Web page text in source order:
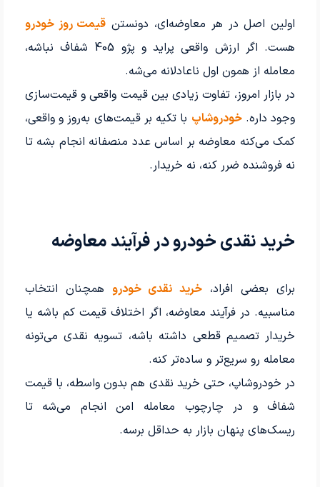
اولین اصل در هر معاوضه‌ای، دونستن قیمت روز خودرو
هست. اگر ارزش واقعی پراید و پژو 405 شفاف نباشه،
معامله از همون اول ناعادلانه می‌شه.
در بازار امروز، تفاوت زیادی بین قیمت واقعی و قیمت‌سازی
وجود داره.خودروشاپ با تکیه بر قیمت‌های به‌روز و واقعی،
کمک می‌کنه معاوضه بر اساس عدد منصفانه انجام بشه تا
نه فروشنده ضرر کنه، نه خریدار.
خرید نقدی خودرو در فرآیند معاوضه
برای بعضی افراد،خرید نقدی خودرو همچنان انتخاب
مناسبیه. در فرآیند معاوضه، اگر اختلاف قیمت کم باشه یا
خریدار تصمیم قطعی داشته باشه، تسویه نقدی می‌تونه
معامله رو سریع‌تر و ساده‌تر کنه.
در خودروشاپ، حتی خرید نقدی هم بدون واسطه، با قیمت
شفاف و در چارچوب معامله امن انجام می‌شه تا
ریسک‌های پنهان بازار به حداقل برسه.